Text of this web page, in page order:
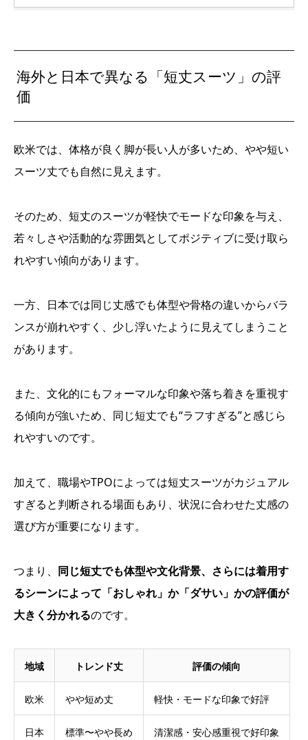
海外と日本で異なる「短丈スーツ」の評
価
欧米では、体格が良く脚が長い人が多いため、やや短い
スーツ丈でも自然に見えます。
そのため、短丈のスーツが軽快でモードな印象を与え、
若々しさや活動的な雰囲気としてポジティブに受け取ら
れやすい傾向があります。
一方、日本では同じ丈感でも体型や骨格の違いからバラ
ンスが崩れやすく、少し浮いたように見えてしまうこと
があります。
また、文化的にもフォーマルな印象や落ち着きを重視す
る傾向が強いため、同じ短丈でも“ラフすぎる”と感じら
れやすいのです。
加えて、職場やTPOによっては短丈スーツがカジュアル
すぎると判断される場面もあり、状況に合わせた丈感の
選び方が重要になります。
つまり、 同じ短丈でも体型や文化背景、さらには着用す
るシーンによって「おしゃれ」か「ダサい」かの評価が
大きく分かれるのです。
地域 トレンド丈 評価の傾向
欧米 やや短め丈 軽快・モードな印象で好評
日本 標準〜やや長め 清潔感・安心感重視で好印象